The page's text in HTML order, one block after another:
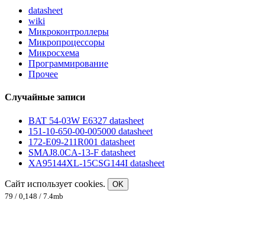
datasheet
wiki
Микроконтроллеры
Микропроцессоры
Микросхема
Программирование
Прочее
Случайные записи
BAT 54-03W E6327 datasheet
151-10-650-00-005000 datasheet
172-E09-211R001 datasheet
SMAJ8.0CA-13-F datasheet
XA95144XL-15CSG144I datasheet
Сайт использует cookies.
OK
79 / 0,148 / 7.4mb